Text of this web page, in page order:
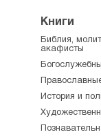
Книги
Библия,
акафисты
История и